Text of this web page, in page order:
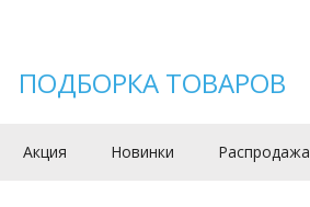
ПОДБОРКА ТОВАРОВ
Акция Новинки Распродажа